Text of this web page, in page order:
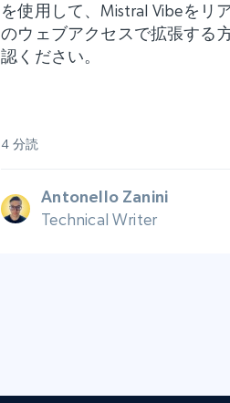
を使用して、Mistral Vibeをリ
のウェブアクセスで拡張する
認ください。
4 分読
Antonello Zanini
Technical Writer